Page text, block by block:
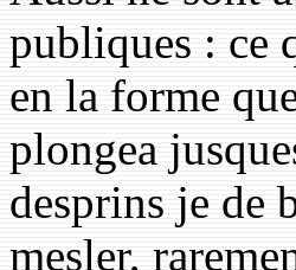
publiques : ce
en la forme
plongea
desprins je de
mesler,